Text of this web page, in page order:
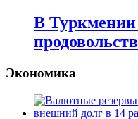
В Туркмении
Экономика